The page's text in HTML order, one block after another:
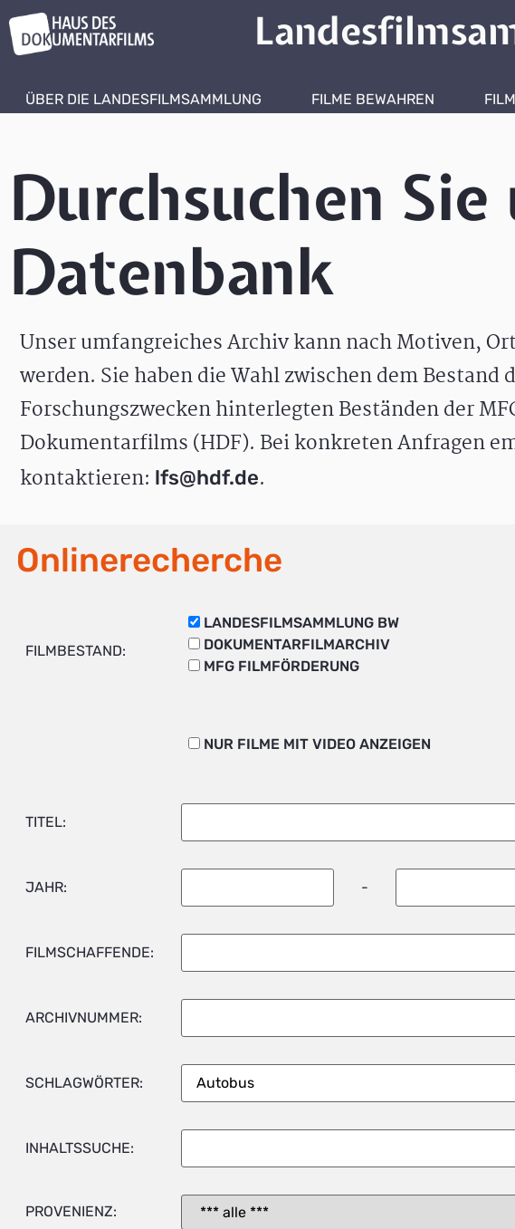
ÜBER DIE LANDESFILMSAMMLUNG FILME BEWAHREN
Durchsuchen Sie
Datenbank
Unser umfangreiches Archiv kann nach Motiven,
werden. Sie haben die Wahl zwischen dem
Forschungszwecken hinterlegten Beständen der
Dokumentarfilms (HDF). Bei konkreten Anfragen
kontaktieren: lfs@hdf.de.
Onlinerecherche
FILMBESTAND:
LANDESFILMSAMMLUNG BW
DOKUMENTARFILMARCHIV
MFG FILMFÖRDERUNG
NUR FILME MIT VIDEO ANZEIGEN
TITEL:
JAHR: -
FILMSCHAFFENDE:
ARCHIVNUMMER:
SCHLAGWÖRTER:
INHALTSSUCHE:
PROVENIENZ: